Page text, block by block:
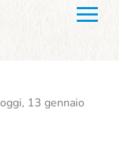
13 gennaio